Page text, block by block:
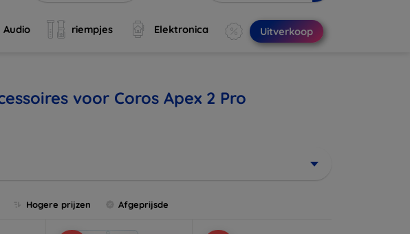
Audio riempjes Elektronica Uitverkoop
voor Coros Apex 2 Pro
Hogere prijzen Afgeprijsde